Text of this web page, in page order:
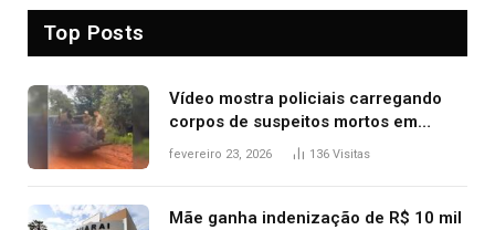
Top Posts
Vídeo mostra policiais carregando
corpos de suspeitos mortos em
confronto dentro de caminhonete
fevereiro 23, 2026 136 Visitas
Mãe ganha indenização de R$ 10 mil